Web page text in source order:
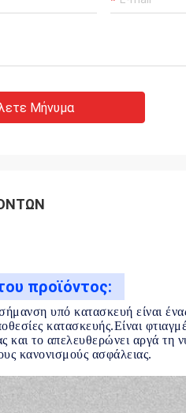
Μήνυμα
προϊόντος:
υπό κατασκευή είναι
κατασκευής.Είναι
και το απελευθερώνει αργά
κανονισμούς ασφάλειας.